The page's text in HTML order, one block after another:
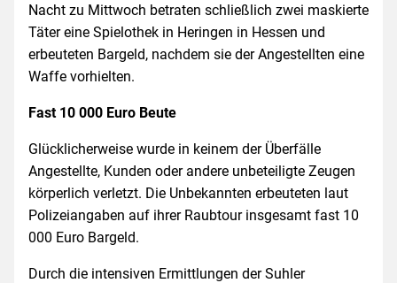
Nacht zu Mittwoch betraten schließlich zwei maskierte
Täter eine Spielothek in Heringen in Hessen und
erbeuteten Bargeld, nachdem sie der Angestellten eine
Waffe vorhielten.
Fast 10 000 Euro Beute
Glücklicherweise wurde in keinem der Überfälle
Angestellte, Kunden oder andere unbeteiligte Zeugen
körperlich verletzt. Die Unbekannten erbeuteten laut
Polizeiangaben auf ihrer Raubtour insgesamt fast 10
000 Euro Bargeld.
Durch die intensiven Ermittlungen der Suhler